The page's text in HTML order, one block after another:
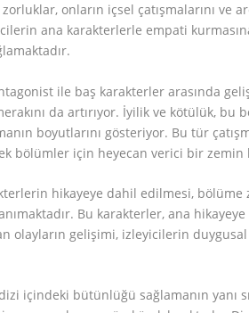
zorluklar, onların içsel çatışmalarını
ana karakterlerle empati
ile baş karakterler arasında
da artırıyor. İyilik ve kötülük,
boyutlarını gösteriyor. Bu tür
bölümler için heyecan verici bir zemin
hikayeye dahil edilmesi, bölüme
Bu karakterler, ana
olayların gelişimi, izleyicilerin duygusal
içindeki bütünlüğü sağlamanın